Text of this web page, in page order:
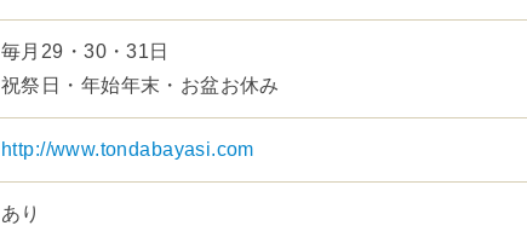
毎月29・30・31日
祝祭日・年始年末・お盆お休み
http://www.tondabayasi.com
あり